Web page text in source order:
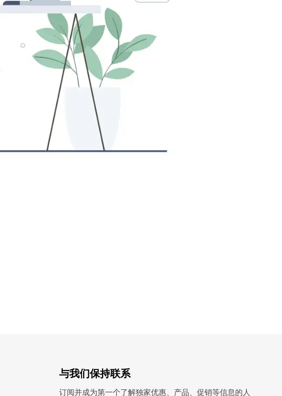
与我们保持联系
订阅并成为第一个了解独家优惠、产品、促销等信息的人